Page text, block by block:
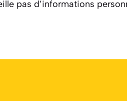
pas d’informations